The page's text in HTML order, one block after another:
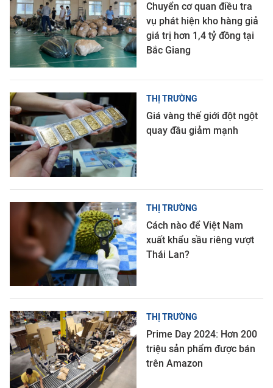
Chuyển cơ quan điều tra
vụ phát hiện kho hàng giả
giá trị hơn 1,4 tỷ đồng tại
Bắc Giang
THỊ TRƯỜNG
Giá vàng thế giới đột ngột
quay đầu giảm mạnh
THỊ TRƯỜNG
Cách nào để Việt Nam
xuất khẩu sầu riêng vượt
Thái Lan?
THỊ TRƯỜNG
Prime Day 2024: Hơn 200
triệu sản phẩm được bán
trên Amazon